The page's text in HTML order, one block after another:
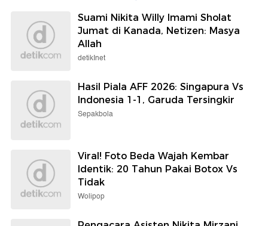
Suami Nikita Willy Imami Sholat
Jumat di Kanada, Netizen: Masya
Allah
detikInet
Hasil Piala AFF 2026: Singapura Vs
Indonesia 1-1, Garuda Tersingkir
Sepakbola
Viral! Foto Beda Wajah Kembar
Identik: 20 Tahun Pakai Botox Vs
Tidak
Wolipop